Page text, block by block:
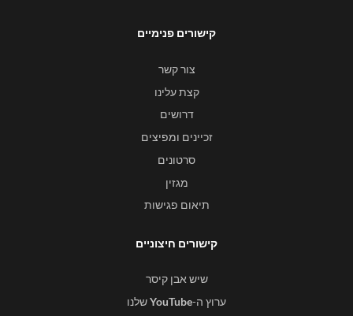
קישורים פנימיים
צור קשר
קצת עלינו
דרושים
זכיינים ומפיצים
סרטונים
מגזין
תיאום פגישות
קישורים חיצוניים
שיש אבן קיסר
ערוץ ה-YouTubeשלנו